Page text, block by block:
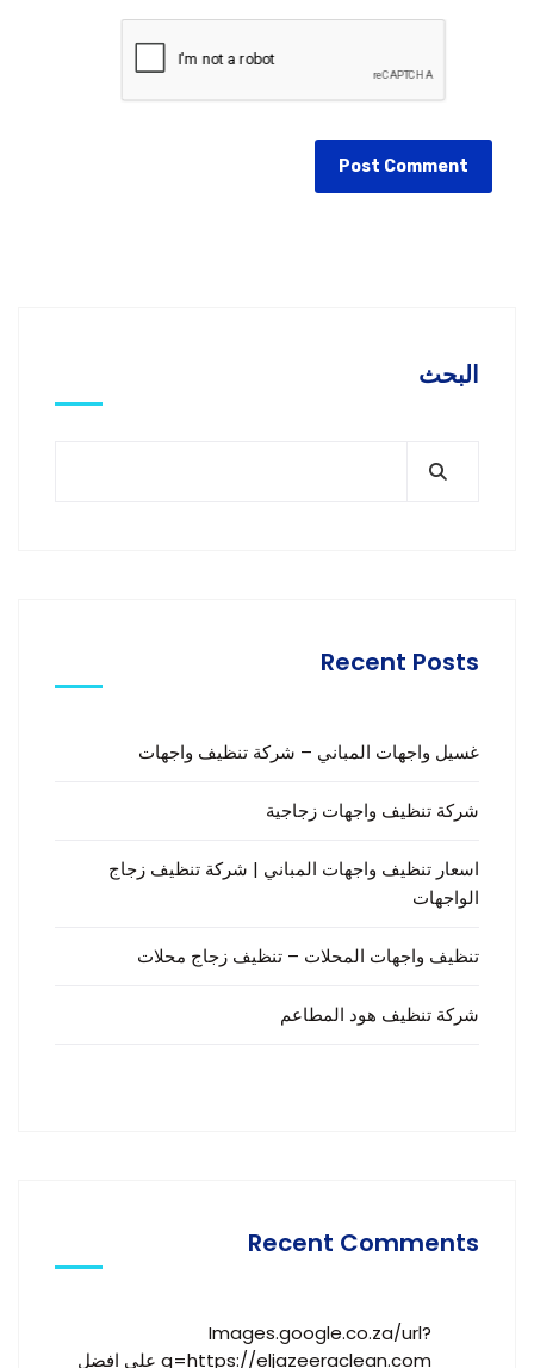
البحث
Recent Posts
غسيل واجهات المباني – شركة تنظيف واجهات
شركة تنظيف واجهات زجاجية
اسعار تنظيف واجهات المباني | شركة تنظيف زجاج
الواجهات
تنظيف واجهات المحلات – تنظيف زجاج محلات
شركة تنظيف هود المطاعم
Recent Comments
Images.google.co.za/url?
q=https://eljazeeraclean.com على افضل